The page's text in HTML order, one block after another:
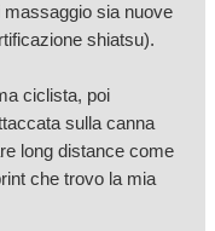
massaggio sia nuove
shiatsu).
ciclista, poi
sulla canna
long distance come
che trovo la mia